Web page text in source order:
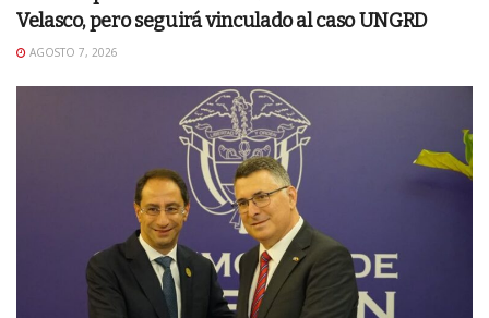
Velasco, pero seguirá vinculado al caso UNGRD
AGOSTO 7, 2026